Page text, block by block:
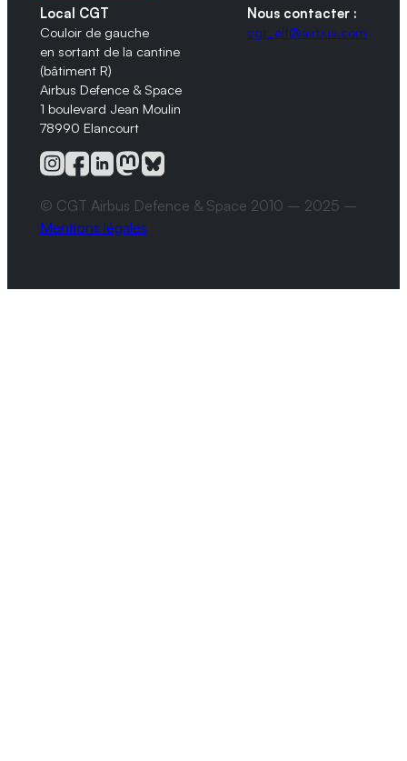
Local CGT
Couloir de gauche
en sortant de la cantine
(bâtiment R)
Airbus Defence & Space
1 boulevard Jean Moulin
78990 Elancourt
Nous contacter :
cgt_elt@airbus.com
© CGT Airbus Defence & Space 2010 – 2025 –
Mentions légales